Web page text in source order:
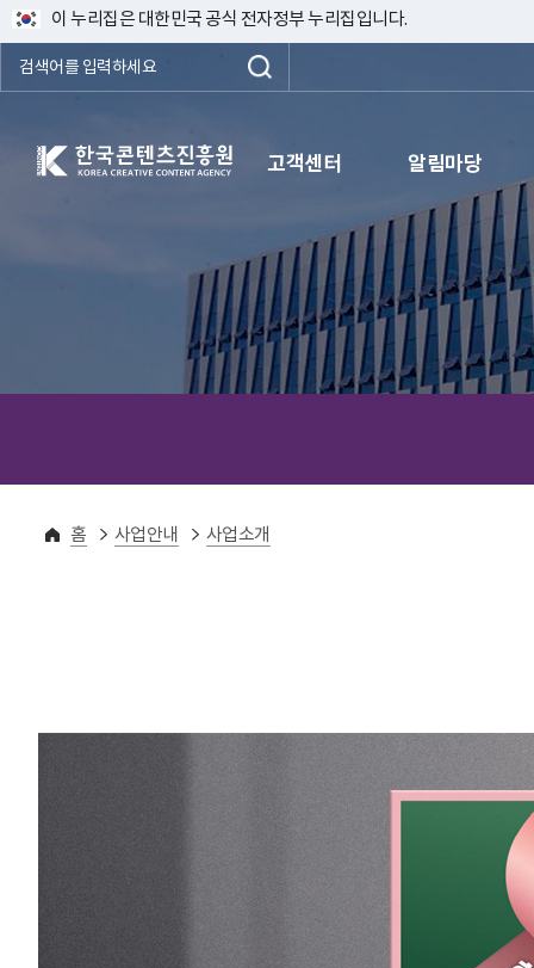
이 누리집은 대한민국 공식 전자정부 누리집입니다.
한국콘텐츠진흥원 KOREA CREATIVE CONTENT AGENCY 고객센터 알림마당
홈 사업안내 사업소개